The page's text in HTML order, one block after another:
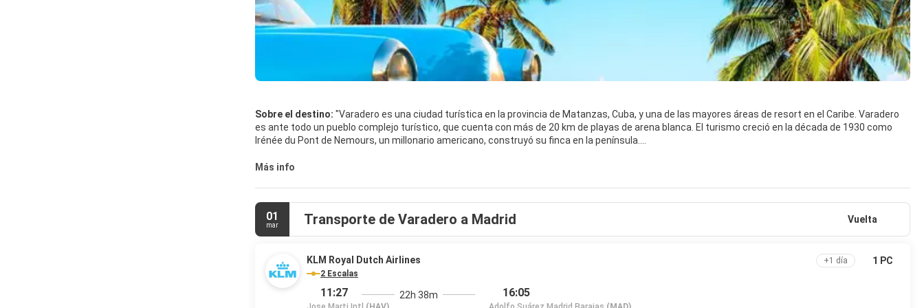
Sobre el destino: "Varadero es una ciudad turística en la provincia de Matanzas, Cuba, y una de las mayores áreas de resort en el Caribe. Varadero
es ante todo un pueblo complejo turístico, que cuenta con más de 20 km de playas de arena blanca. El turismo creció en la década de 1930 como
Irénée du Pont de Nemours, un millonario americano, construyó su finca en la península.
Además de su recurso más valioso, la playa, Varadero cuenta con atractivos naturales como las cuevas y una cadena de calas vírgenes de fácil
Más info
01
mar Transporte de Varadero a Madrid Vuelta
KLM Royal Dutch Airlines
2 Escalas
11:27 22h 38m 16:05
+1 día 1 PC